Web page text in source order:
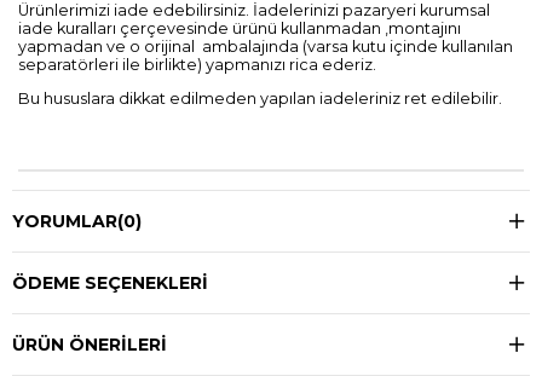
Ürünlerimizi iade edebilirsiniz. İadelerinizi pazaryeri kurumsal
iade kuralları çerçevesinde ürünü kullanmadan ,montajını
yapmadan ve o orijinal
ambalajında (varsa kutu içinde kullanılan
separatörleri ile birlikte) yapmanızı rica ederiz.
Bu hususlara dikkat edilmeden yapılan iadeleriniz ret edilebilir.
YORUMLAR(0)
ÖDEME SEÇENEKLERI
ÜRÜN ÖNERILERI